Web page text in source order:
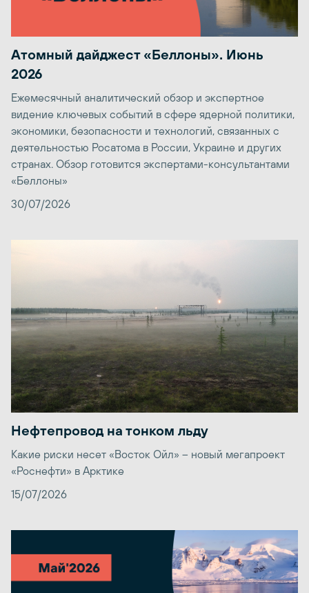
Атомный дайджест «Беллоны». Июнь
2026
Ежемесячный аналитический обзор и экспертное
видение ключевых событий в сфере ядерной политики,
экономики, безопасности и технологий, связанных с
деятельностью Росатома в России, Украине и других
странах. Обзор готовится экспертами-консультантами
«Беллоны»
30/07/2026
Нефтепровод на тонком льду
Какие риски несет «Восток Ойл» – новый мегапроект
«Роснефти» в Арктике
15/07/2026